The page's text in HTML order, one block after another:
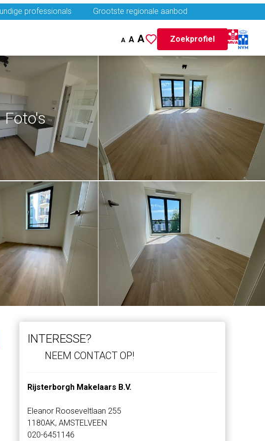
professionals Grootste regionale aanbod
A A A Zoekprofiel
Foto's
INTERESSE?
NEEM CONTACT OP!
Rijsterborgh Makelaars B.V.
Eleanor Rooseveltlaan 255
1180AK, AMSTELVEEN
020-6451146